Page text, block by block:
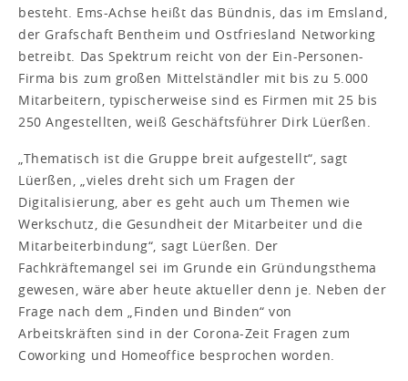
besteht. Ems-Achse heißt das Bündnis, das im Emsland,
der Grafschaft Bentheim und Ostfriesland Networking
betreibt. Das Spektrum reicht von der Ein-Personen-
Firma bis zum großen Mittelständler mit bis zu 5.000
Mitarbeitern, typischerweise sind es Firmen mit 25 bis
250 Angestellten, weiß Geschäftsführer Dirk Lüerßen.
„Thematisch ist die Gruppe breit aufgestellt“, sagt
Lüerßen, „vieles dreht sich um Fragen der
Digitalisierung, aber es geht auch um Themen wie
Werkschutz, die Gesundheit der Mitarbeiter und die
Mitarbeiterbindung“, sagt Lüerßen. Der
Fachkräftemangel sei im Grunde ein Gründungsthema
gewesen, wäre aber heute aktueller denn je. Neben der
Frage nach dem „Finden und Binden“ von
Arbeitskräften sind in der Corona-Zeit Fragen zum
Coworking und Homeoffice besprochen worden.